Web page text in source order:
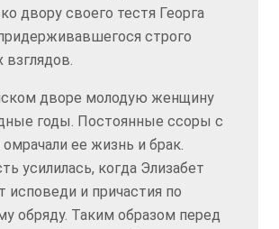
двору своего тестя Георга
строго
взглядов.
дворе молодую женщину
годы. Постоянные ссоры с
ее жизнь и брак.
усилилась, когда Элизабет
исповеди и причастия по
обряду. Таким образом перед